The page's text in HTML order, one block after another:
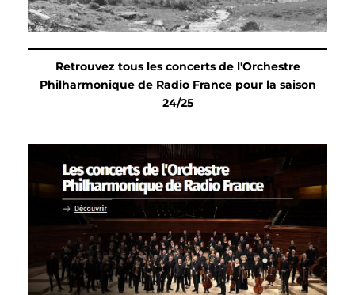
Retrouvez tous les concerts de l'Orchestre
Philharmonique de Radio France pour la saison
24/25